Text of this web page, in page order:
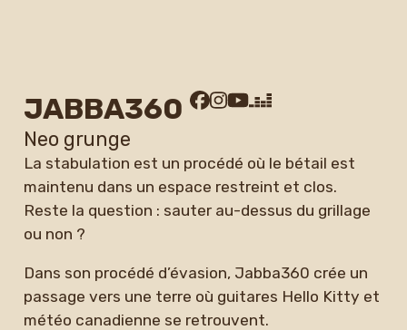
JABBA360
Neo grunge
La stabulation est un procédé où le bétail est
maintenu dans un espace restreint et clos.
Reste la question : sauter au-dessus du grillage
ou non ?
Dans son procédé d’évasion, Jabba360 crée un
passage vers une terre où guitares Hello Kitty et
météo canadienne se retrouvent.